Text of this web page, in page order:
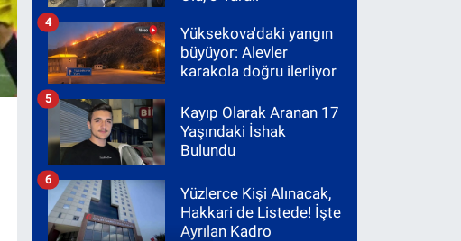
Yüksekova'daki yangın
büyüyor: Alevler
karakola doğru ilerliyor
4
Kayıp Olarak Aranan 17
Yaşındaki İshak
Bulundu
5
Yüzlerce Kişi Alınacak,
Hakkari de Listede! İşte
Ayrılan Kadro
6